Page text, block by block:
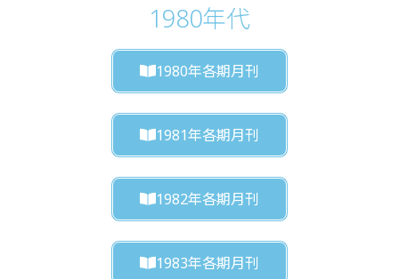
1980年代
1980年各期月刊
1981年各期月刊
1982年各期月刊
1983年各期月刊